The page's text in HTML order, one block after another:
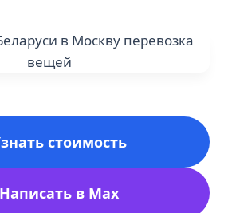
стоимость
в Max